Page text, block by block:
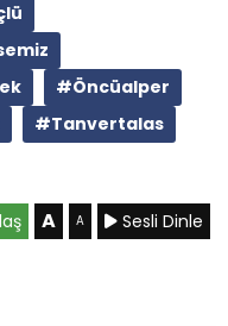
#Öncüalper
#Tanvertalas
A A Sesli Dinle